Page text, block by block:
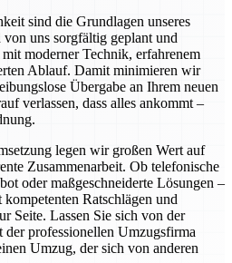
sind die Grundlagen unseres
uns sorgfältig geplant und
moderner Technik, erfahrenem
Ablauf. Damit minimieren wir
Übergabe an Ihrem neuen
verlassen, dass alles ankommt –
legen wir großen Wert auf
Zusammenarbeit. Ob telefonische
oder maßgeschneiderte Lösungen –
Ratschlägen und
Seite. Lassen Sie sich von der
professionellen Umzugsfirma
Umzug, der sich von anderen